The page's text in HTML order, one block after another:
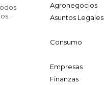
Agronegocios
Asuntos Legales
Consumo
Empresas
Finanzas